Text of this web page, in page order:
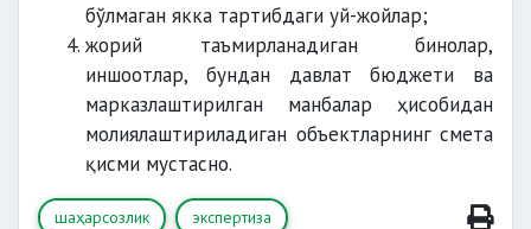
Шаҳарсозлик ҳужжатлари экспертизаси
бўлмаган якка тартибдаги уй-жойлар;
жорий таъмирланадиган бинолар,
иншоотлар, бундан давлат бюджети ва
марказлаштирилган манбалар ҳисобидан
молиялаштириладиган объектларнинг смета
қисми мустасно.
шаҳарсозлик экспертиза